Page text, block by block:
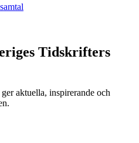
Tidskrifters
aktuella, inspirerande och